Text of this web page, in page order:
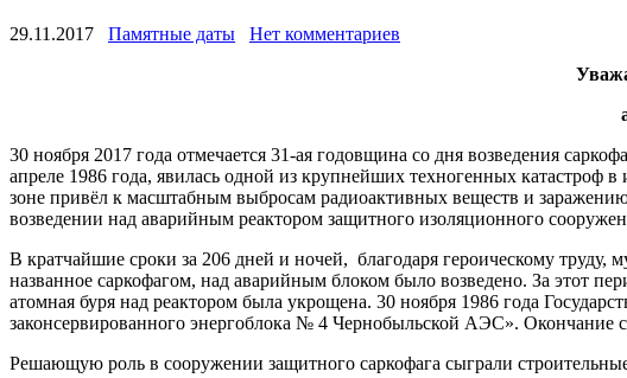
29.11.2017 Памятные даты
Нет комментариев
30 ноября 2017 года отмечается 31-ая годовщина со дня возведения
апреле 1986 года, явилась одной из крупнейших техногенных
зоне привёл к масштабным выбросам радиоактивных веществ и
возведении над аварийным реактором защитного изоляционного
В кратчайшие сроки за 206 дней и ночей, благодаря героическому
названное саркофагом, над аварийным блоком было возведено. За этот
атомная буря над реактором была укрощена. 30 ноября 1986 года
законсервированного энергоблока № 4 Чернобыльской АЭС». Окончание
Решающую роль в сооружении защитного саркофага сыграли